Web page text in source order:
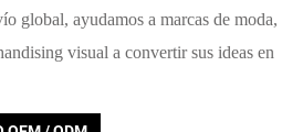
global, ayudamos a marcas de moda,
visual a convertir sus ideas en